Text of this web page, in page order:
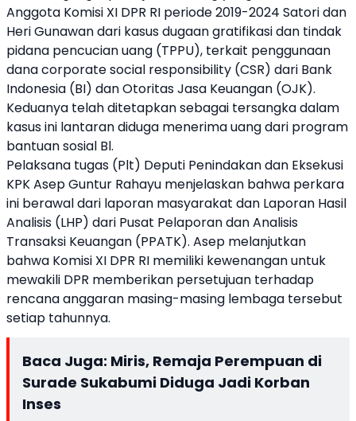
Anggota Komisi XI DPR RI periode 2019-2024 Satori dan
Heri Gunawan dari kasus dugaan gratifikasi dan tindak
pidana pencucian uang (TPPU), terkait penggunaan
dana corporate social responsibility (CSR) dari Bank
Indonesia (BI) dan Otoritas Jasa Keuangan (OJK).
Keduanya telah ditetapkan sebagai tersangka dalam
kasus ini lantaran diduga menerima uang dari program
bantuan sosial Bl.
Pelaksana tugas (Plt) Deputi Penindakan dan Eksekusi
KPK Asep Guntur Rahayu menjelaskan bahwa perkara
ini berawal dari laporan masyarakat dan Laporan Hasil
Analisis (LHP) dari Pusat Pelaporan dan Analisis
Transaksi Keuangan (PPATK). Asep melanjutkan
bahwa Komisi XI DPR RI memiliki kewenangan untuk
mewakili DPR memberikan persetujuan terhadap
rencana anggaran masing-masing lembaga tersebut
setiap tahunnya.
Baca Juga: Miris, Remaja Perempuan di
Surade Sukabumi Diduga Jadi Korban
Inses